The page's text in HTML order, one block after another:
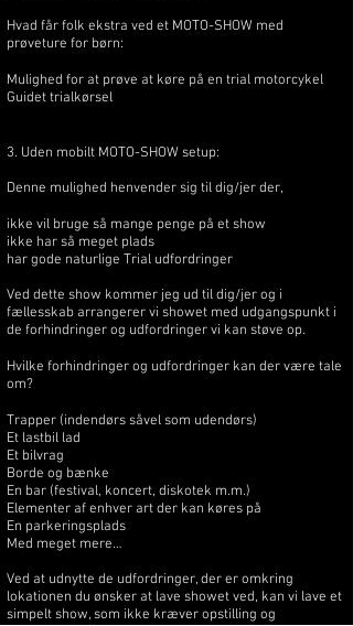
Hvad får folk ekstra ved et MOTO-SHOW med
prøveture for børn:
Mulighed for at prøve at køre på en trial motorcykel
Guidet trialkørsel
3. Uden mobilt MOTO-SHOW setup:
Denne mulighed henvender sig til dig/jer der,
ikke vil bruge så mange penge på et show
ikke har så meget plads
har gode naturlige Trial udfordringer
Ved dette show kommer jeg ud til dig/jer og i
fællesskab arrangerer vi showet med udgangspunkt i
de forhindringer og udfordringer vi kan støve op.
Hvilke forhindringer og udfordringer kan der være tale
om?
Trapper (indendørs såvel som udendørs)
Et lastbil lad
Et bilvrag
Borde og bænke
En bar (festival, koncert, diskotek m.m.)
Elementer af enhver art der kan køres på
En parkeringsplads
Med meget mere…
Ved at udnytte de udfordringer, der er omkring
lokationen du ønsker at lave showet ved, kan vi lave et
simpelt show, som ikke kræver opstilling og